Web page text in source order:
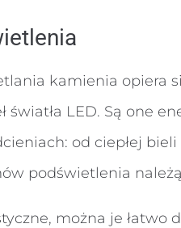
kamienia opiera
światła LED. Są one
od ciepłej
podświetlenia
można je łatwo